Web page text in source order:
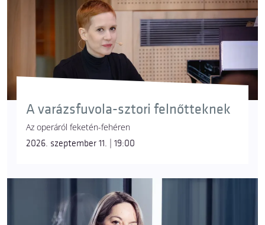
A varázsfuvola-sztori felnőtteknek
Az operáról feketén-fehéren
2026. szeptember 11. | 19:00